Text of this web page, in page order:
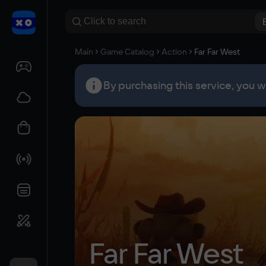
Main Game Catalog Action Far Far West
By purchasing this service, you
Far Far West